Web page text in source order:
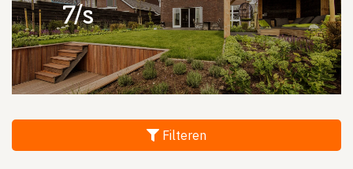
7/s
Filteren